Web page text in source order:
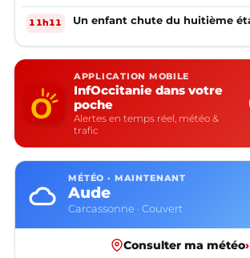
11h11 Un enfant chute du huitième
APPLICATION MOBILE
InfOccitanie dans votre
poche
Alertes en temps réel, météo &
trafic
MÉTÉO · MAINTENANT
Aude
Carcassonne · Couvert
Consulter ma météo›